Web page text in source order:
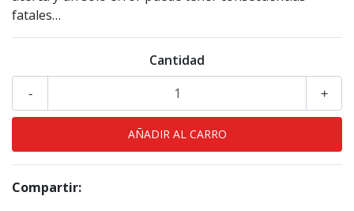
fatales…
Cantidad
+
-
Compartir: